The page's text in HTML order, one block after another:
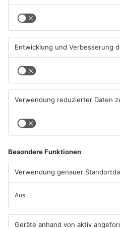
04.08.2026, 06:36 UHR IN
ASCHAFFENBURG